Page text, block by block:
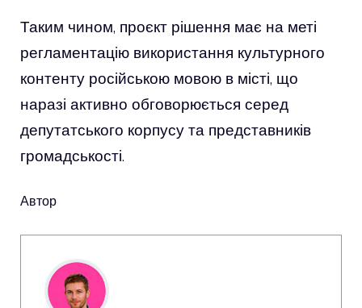
Таким чином, проєкт рішення має на меті
регламентацію використання культурного
контенту російською мовою в місті, що
наразі активно обговорюється серед
депутатського корпусу та представників
громадськості.
Автор